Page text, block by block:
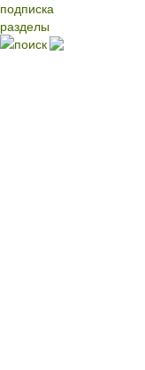
подписка
разделы
поиск